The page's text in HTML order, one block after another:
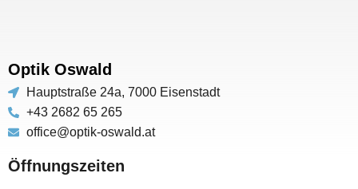
Optik Oswald
Hauptstraße 24a, 7000 Eisenstadt
+43 2682 65 265
office@optik-oswald.at
Öffnungszeiten